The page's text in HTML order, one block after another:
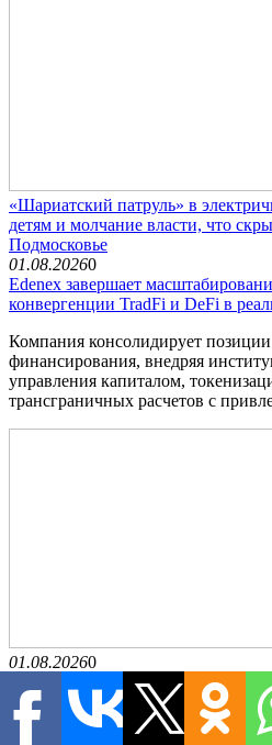
«Шариатский патруль» в
детям и молчание власти, что
Подмосковье
01.08.20260
Edenex завершает
конвергенции TradFi и DeFi в
Компания консолидирует позиции
финансирования, внедряя
управления капиталом,
трансграничных расчетов с
01.08.20260